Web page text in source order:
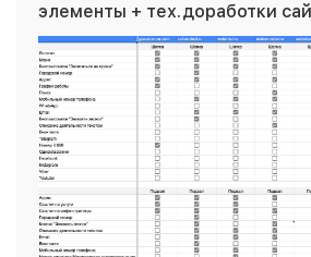
элементы + тех.доработки